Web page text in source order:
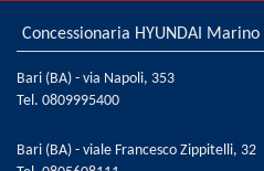
(ECM)
Tasca portaoggetti sul retro
USB per la ricarica
USB per la ricarica posteriore
Volante regolabile in
Concessionaria HYUNDAI
Bari (BA) - via Napoli, 353
Tel. 0809995400
Bari (BA) - viale Francesco Zippitelli, 32